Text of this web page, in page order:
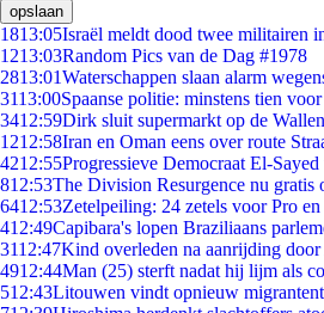
opslaan
1813:05Israël meldt dood twee militairen
1213:03Random Pics van de Dag #1978
2813:01Waterschappen slaan alarm
3113:00Spaanse politie: minstens tien
3412:59Dirk sluit supermarkt op de
1212:58Iran en Oman eens over route
4212:55Progressieve Democraat El-
812:53The Division Resurgence nu gratis
6412:53Zetelpeiling: 24 zetels voor Pro
412:49Capibara's lopen Braziliaans
3112:47Kind overleden na aanrijding
4912:44Man (25) sterft nadat hij lijm als
512:43Litouwen vindt opnieuw